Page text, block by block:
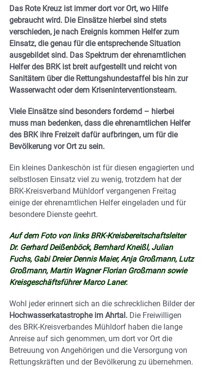
Das Rote Kreuz ist immer dort vor Ort, wo Hilfe
gebraucht wird. Die Einsätze hierbei sind stets
verschieden, je nach Ereignis kommen Helfer zum
Einsatz, die genau für die entsprechende Situation
ausgebildet sind. Das Spektrum der ehrenamtlichen
Helfer des BRK ist breit aufgestellt und reicht von
Sanitätern über die Rettungshundestaffel bis hin zur
Wasserwacht oder dem Kriseninterventionsteam.
Viele Einsätze sind besonders fordernd – hierbei
muss man bedenken, dass die ehrenamtlichen Helfer
des BRK ihre Freizeit dafür aufbringen, um für die
Bevölkerung vor Ort zu sein.
Ein kleines Dankeschön ist für diesen engagierten und
selbstlosen Einsatz viel zu wenig, trotzdem hat der
BRK-Kreisverband Mühldorf vergangenen Freitag
einige der ehrenamtlichen Helfer eingeladen und für
besondere Dienste geehrt.
Auf dem Foto von links BRK-Kreisbereitschaftsleiter
Dr. Gerhard Deißenböck, Bernhard Kneißl, Julian
Fuchs, Gabi Dreier Dennis Maier, Anja Großmann, Lutz
Großmann, Martin Wagner Florian Großmann sowie
Kreisgeschäftsführer Marco Laner.
Wohl jeder erinnert sich an die schrecklichen Bilder der
Hochwasserkatastrophe im Ahrtal. Die Freiwilligen
des BRK-Kreisverbandes Mühldorf haben die lange
Anreise auf sich genommen, um dort vor Ort die
Betreuung von Angehörigen und die Versorgung von
Rettungskräften und der Bevölkerung zu übernehmen.